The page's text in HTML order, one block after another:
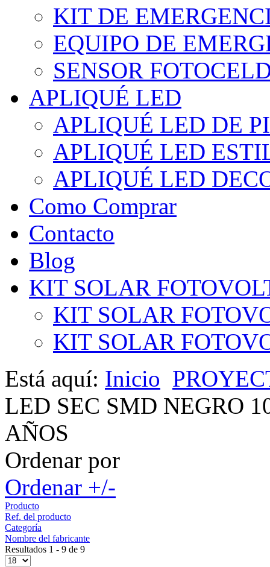
KIT DE
EQUIPO DE
SENSOR
APLIQUÉ LED
APLIQUÉ LED DE
APLIQUÉ LED
APLIQUÉ LED
Como Comprar
Contacto
Blog
KIT SOLAR
KIT SOLAR
KIT SOLAR
Está aquí: Inicio
LED SEC SMD NEGRO
AÑOS
Ordenar por
Ordenar +/-
Producto
Ref. del producto
Categoría
Nombre del fabricante
Resultados 1 - 9 de 9